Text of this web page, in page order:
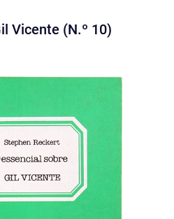
Vicente (N.º 10)